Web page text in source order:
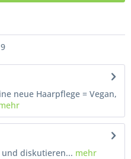
neue Haarpflege = Vegan,
diskutieren... mehr